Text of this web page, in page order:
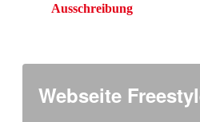
Ausschreibung
Webseite